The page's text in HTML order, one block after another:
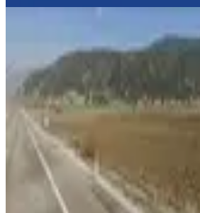
Amazon' Dan
Kenarı Satılık
Kahramanmaraş, Andırın
9500 m² · 300/m²
AMAZON GAYRİMENKUL AMAZON